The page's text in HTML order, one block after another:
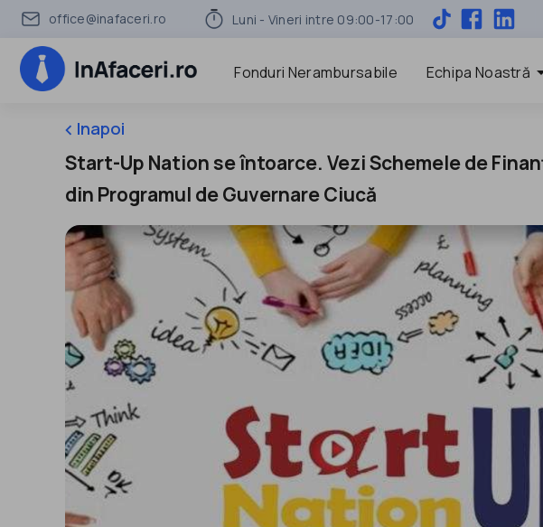
office@inafaceri.ro Luni - Vineri intre 09:00-17:00
Fonduri Nerambursabile Echipa Noastră
keyboard_arrow_leftInapoi
Start-Up Nation se întoarce. Vezi Schemele de
din Programul de Guvernare Ciucă